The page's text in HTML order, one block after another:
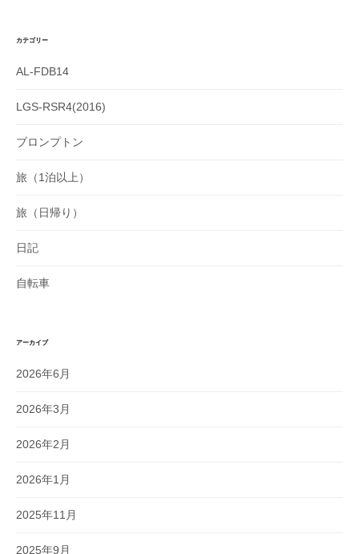
カテゴリー
AL-FDB14
LGS-RSR4(2016)
ブロンプトン
旅（1泊以上）
旅（日帰り）
日記
自転車
アーカイブ
2026年6月
2026年3月
2026年2月
2026年1月
2025年11月
2025年9月